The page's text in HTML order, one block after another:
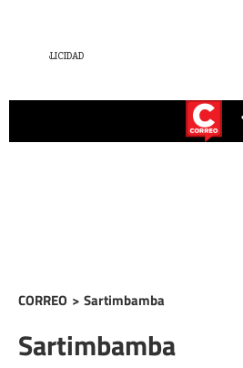
CORREO > Sartimbamba
Sartimbamba